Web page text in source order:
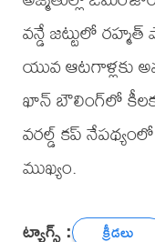
వన్డే జట్టులో
యువ ఆటగాళ్లకు
ఖాన్ బౌలింగ్‌లో కీలక
వరల్డ్ కప్
ముఖ్యం.
ట్యాగ్స్ : క్రీడలు